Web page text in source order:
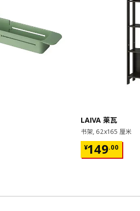
LAIVA 莱瓦
书架, 62x165 厘米
¥149.00
¥ 149.00